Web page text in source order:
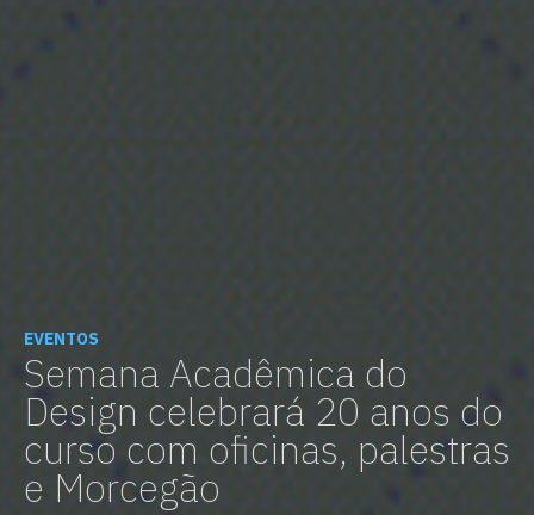
EVENTOS
Semana Acadêmica do
Design celebrará 20 anos do
curso com oficinas, palestras
e Morcegão